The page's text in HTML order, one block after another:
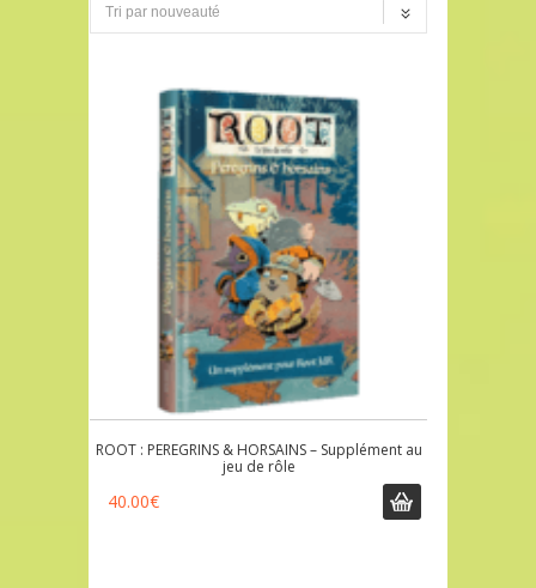
ROOT : PEREGRINS & HORSAINS – Supplément au
jeu de rôle
40.00€